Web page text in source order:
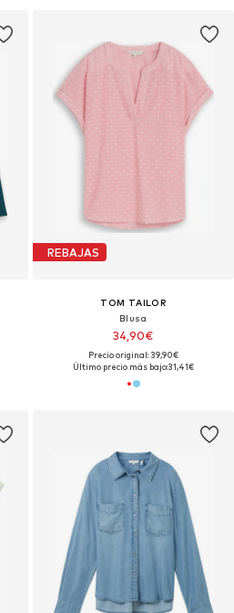
REBAJAS
TOM TAILOR
Blusa
34,90€
Precio original: 39,90€
Último precio más bajo:31,41€